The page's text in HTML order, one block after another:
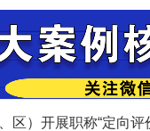
区）开展职称“定向评